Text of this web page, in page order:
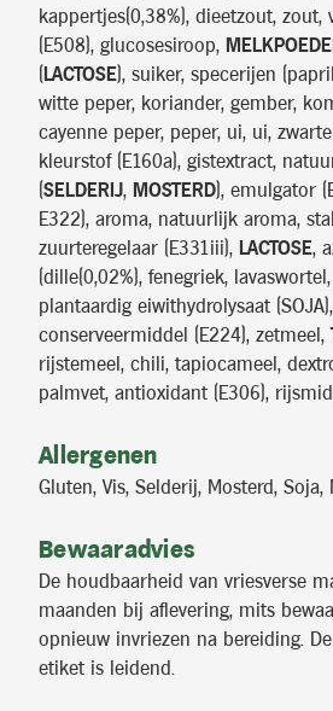
kappertjes(0,38%), dieetzout, zout,
(E508), glucosesiroop,
( LACTOSE), suiker, specerijen
witte peper, koriander, gember,
cayenne peper, peper, ui, ui,
kleurstof (E160a), gistextract,
(SELDERIJ, MOSTERD), emulgator
E322), aroma, natuurlijk aroma,
zuurteregelaar (E331iii), LACTOSE,
(dille(0,02%), fenegriek,
plantaardig eiwithydrolysaat
conserveermiddel (E224), zetmeel,
rijstemeel, chili, tapiocameel,
palmvet, antioxidant (E306),
Allergenen
Gluten, Vis, Selderij, Mosterd, Soja,
Bewaaradvies
De houdbaarheid van vriesverse
maanden bij aflevering, mits
opnieuw invriezen na bereiding.
etiket is leidend.